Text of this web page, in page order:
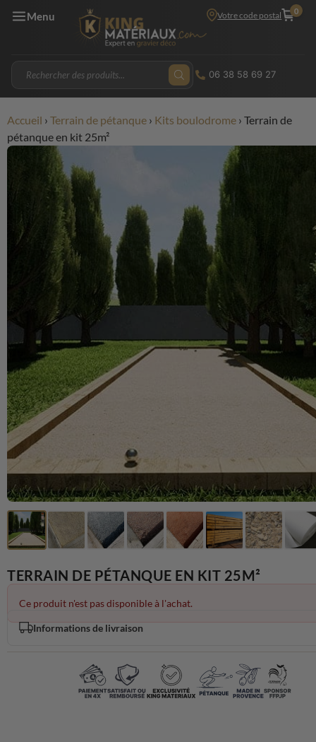
Menu Votre code postal 0
06 38 58 69 27
Accueil › Terrain de pétanque › Kits boulodrome › Terrain de
pétanque en kit 25m²
TERRAIN DE PÉTANQUE EN KIT 25M²
Ce produit n'est pas disponible à l'achat.
Informations de livraison